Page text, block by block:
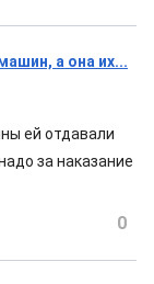
а она их...
ей отдавали
за наказание
0